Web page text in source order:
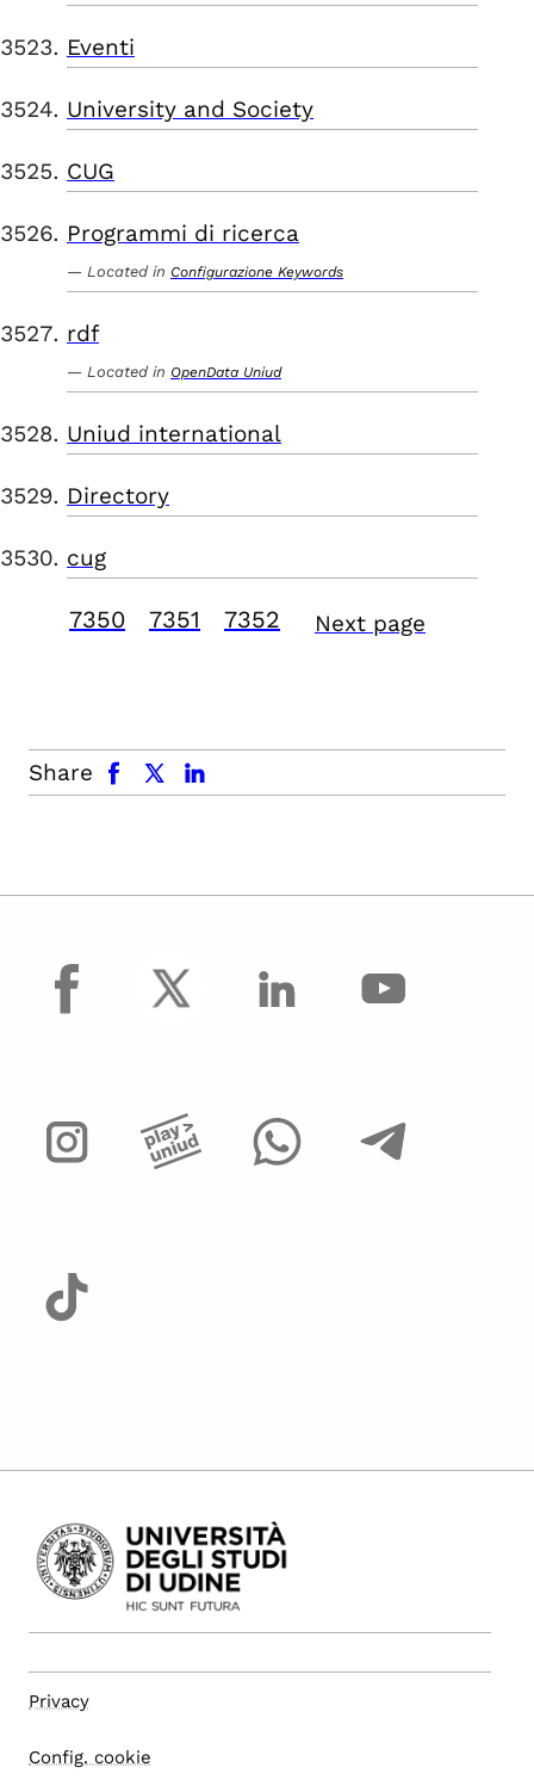
Eventi
University and Society
CUG
Programmi di ricerca
Located in Configurazione Keywords
rdf
Located in OpenData Uniud
Uniud international
Directory
cug
7350 7351 7352 Next page
Share
facebook x.com linkedin
facebook
Privacy
Config. cookie